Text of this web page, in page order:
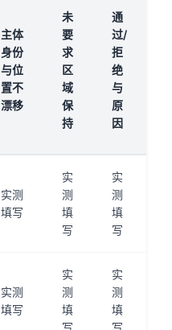
主体
身份
与位
置不
漂移
未
要
求
区
域
保
持
通
过/
拒
绝
与
原
因
实测
填写
实
测
填
写
实
测
填
写
实测
填写
实
测
填
实
测
填